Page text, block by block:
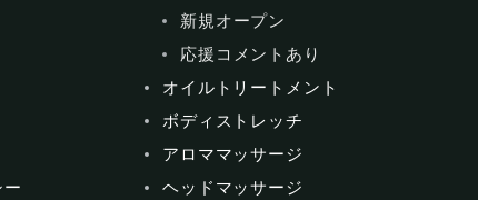
新規オープン
応援コメントあり
オイルトリートメント
ボディストレッチ
アロママッサージ
ヘッドマッサージ